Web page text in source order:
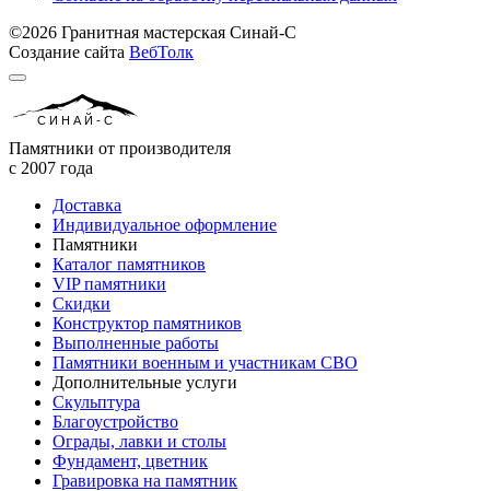
©2026 Гранитная мастерская Синай-С
Создание сайта ВебТолк
СИНАЙ-С
Памятники от производителя
с 2007 года
Доставка
Индивидуальное оформление
Памятники
Каталог памятников
VIP памятники
Скидки
Конструктор памятников
Выполненные работы
Памятники военным и участникам СВО
Дополнительные услуги
Скульптура
Благоустройство
Ограды, лавки и столы
Фундамент, цветник
Гравировка на памятник